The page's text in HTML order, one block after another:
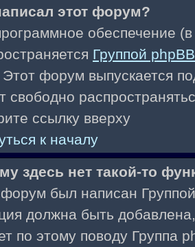
этот форум?
обеспечение
Группой phpBB
Этот форум выпускается
свободно
ссылку вверху
к началу
здесь нет такой-то
был написан
должна быть
по этому поводу Группа